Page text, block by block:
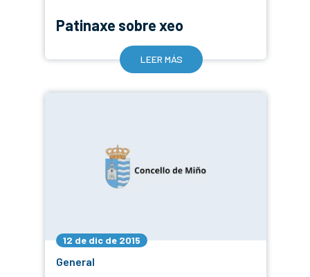
Patinaxe sobre xeo
LEER MÁS
12 de dic de 2015
General